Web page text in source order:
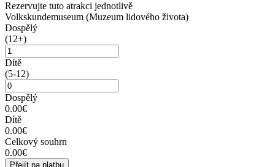
Rezervujte tuto atrakci jednotlivě
Volkskundemuseum (Muzeum lidového života)
Dospělý
(12+)
Dítě
(5-12)
Dospělý
0.00€
Dítě
0.00€
Celkový souhrn
0.00€
Přejít na platbu